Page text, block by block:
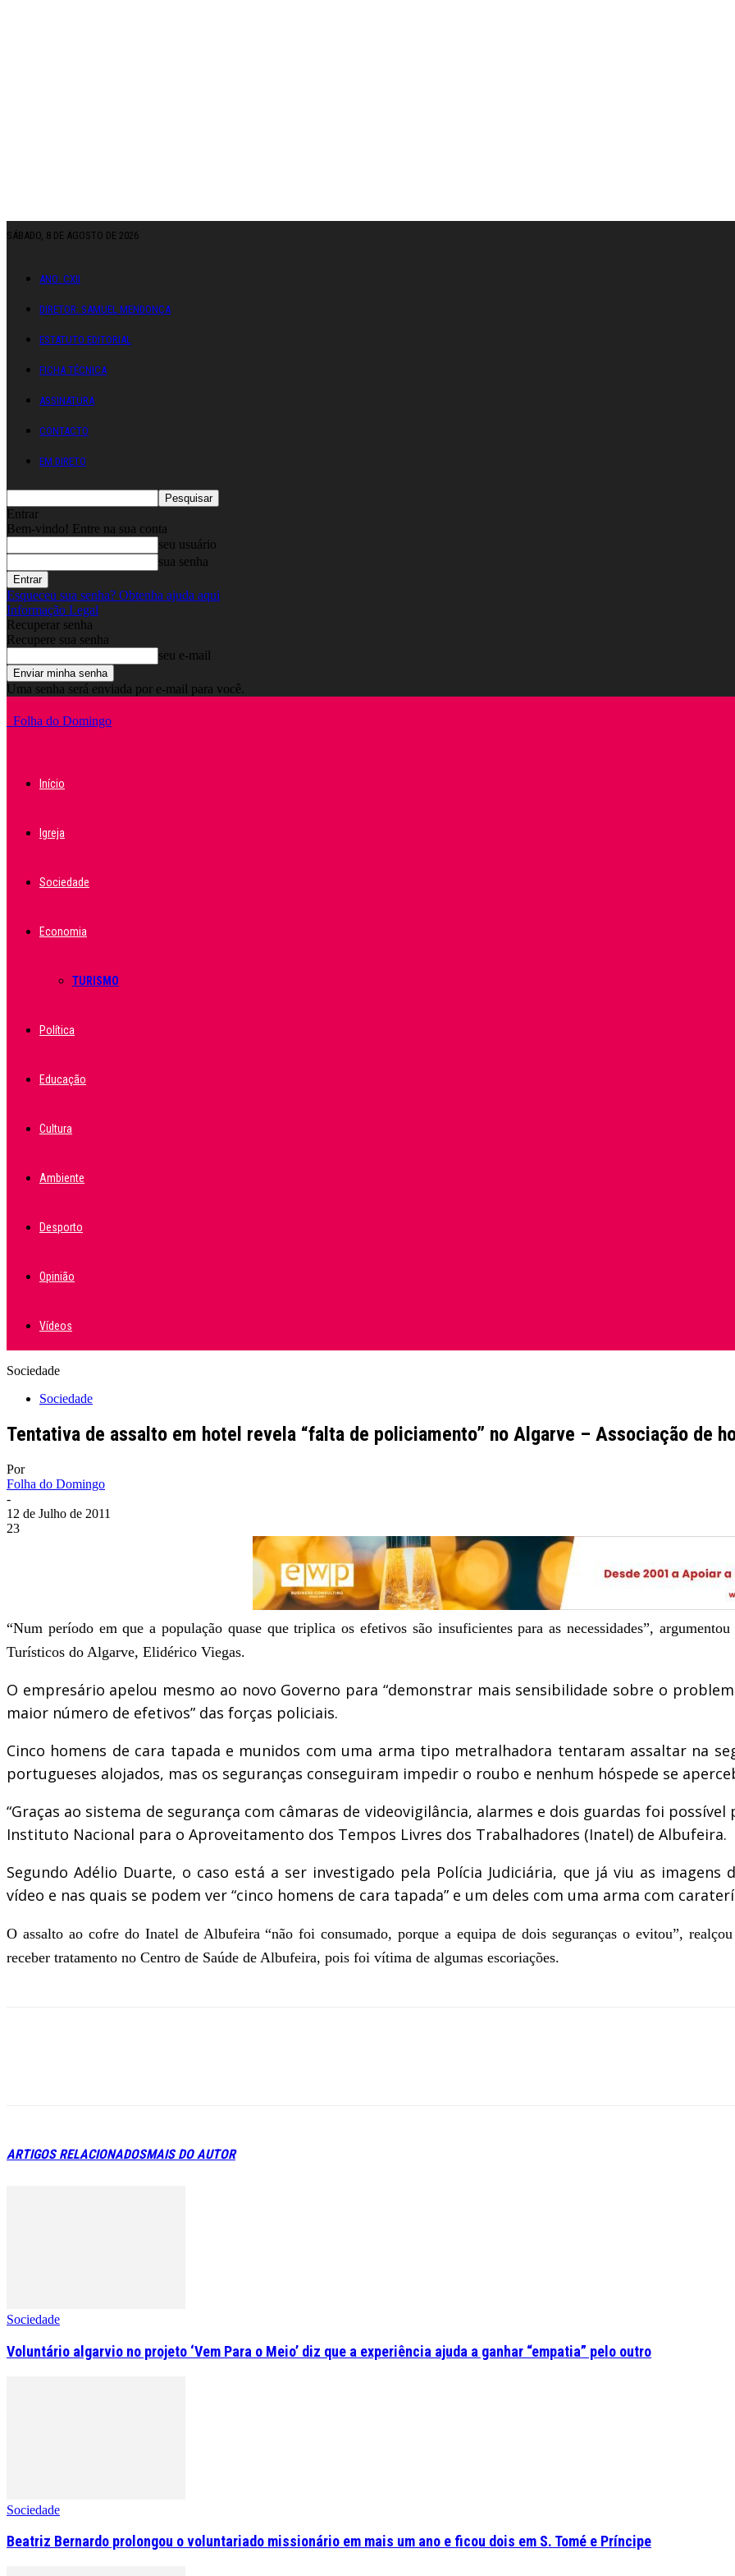
SÁBADO, 8 DE AGOSTO DE 2026
ANO: CXII
DIRETOR: SAMUEL MENDONÇA
ESTATUTO EDITORIAL
FICHA TÉCNICA
ASSINATURA
CONTACTO
EM DIRETO
Entrar
Bem-vindo! Entre na sua conta
seu usuário
sua senha
Esqueceu sua senha? Obtenha ajuda aqui
Informação Legal
Recuperar senha
Recupere sua senha
seu e-mail
Uma senha será enviada por e-mail para você.
Folha do Domingo
Início
Igreja
Sociedade
Economia
TURISMO
Política
Educação
Cultura
Ambiente
Desporto
Opinião
Vídeos
Sociedade
Sociedade
Tentativa de assalto em hotel revela “falta de policiamento” no Algarve – Associação de
Por
Folha do Domingo
-
12 de Julho de 2011
23
“Num período em que a população quase que triplica os efetivos são insuficientes para as necessidades”,
Turísticos do Algarve, Elidérico Viegas.
O empresário apelou mesmo ao novo Governo para “demonstrar mais sensibilidade sobre o
maior número de efetivos” das forças policiais.
Cinco homens de cara tapada e munidos com uma arma tipo metralhadora tentaram assaltar na
portugueses alojados, mas os seguranças conseguiram impedir o roubo e nenhum hóspede se
“Graças ao sistema de segurança com câmaras de videovigilância, alarmes e dois guardas foi
Instituto Nacional para o Aproveitamento dos Tempos Livres dos Trabalhadores (Inatel) de Albufeira.
Segundo Adélio Duarte, o caso está a ser investigado pela Polícia Judiciária, que já viu as
vídeo e nas quais se podem ver “cinco homens de cara tapada” e um deles com uma arma com
O assalto ao cofre do Inatel de Albufeira “não foi consumado, porque a equipa de dois seguranças o evitou”,
receber tratamento no Centro de Saúde de Albufeira, pois foi vítima de algumas escoriações.
ARTIGOS RELACIONADOSMAIS DO AUTOR
Sociedade
Voluntário algarvio no projeto ‘Vem Para o Meio’ diz que a experiência ajuda a ganhar “empatia” pelo outro
Sociedade
Beatriz Bernardo prolongou o voluntariado missionário em mais um ano e ficou dois em S. Tomé e Príncipe